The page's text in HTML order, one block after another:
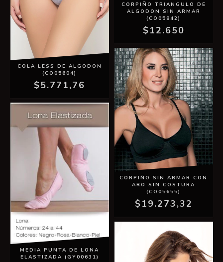
COLA LESS DE ALGODON
(CO05604)
$5.771,76
CORPIÑO TRIANGULO DE
ALGODON SIN ARMAR
(CO05842)
$12.650
MEDIA PUNTA DE LONA
ELASTIZADA (GY00631)
CORPIÑO SIN ARMAR CON
ARO SIN COSTURA
(CO05655)
$19.273,32